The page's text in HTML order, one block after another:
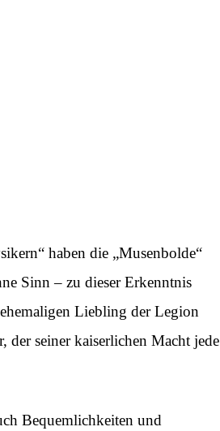
haben die „Musenbolde“
Sinn – zu dieser Erkenntnis
Liebling der Legion
seiner kaiserlichen Macht jede
Bequemlichkeiten und